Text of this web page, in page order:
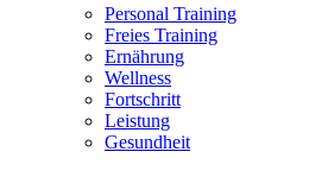
Personal Training
Freies Training
Ernährung
Wellness
Fortschritt
Leistung
Gesundheit